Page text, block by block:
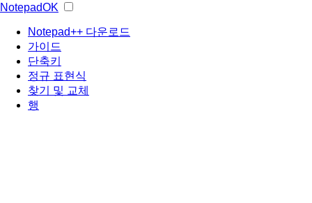
NotepadOK
Notepad++ 다운로드
가이드
단축키
정규 표현식
찾기 및 교체
행